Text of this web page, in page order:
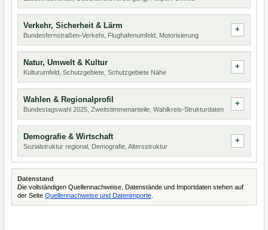
Verkehr, Sicherheit & Lärm
Bundesfernstraßen-Verkehr, Flughafenumfeld, Motorisierung
Natur, Umwelt & Kultur
Kulturumfeld, Schutzgebiete, Schutzgebiete Nähe
Wahlen & Regionalprofil
Bundestagswahl 2025, Zweitstimmenanteile, Wahlkreis-Strukturdaten
Demografie & Wirtschaft
Sozialstruktur regional, Demografie, Altersstruktur
Datenstand
Die vollständigen Quellennachweise, Datenstände und Importdaten stehen auf
der Seite Quellennachweise und Datenimporte